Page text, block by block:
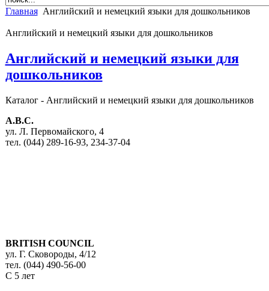
Главная Английский и немецкий языки для дошкольников
Английский и немецкий языки для дошкольников
Английский и немецкий языки для
дошкольников
Каталог - Английский и немецкий языки для дошкольников
A.B.C.
ул. Л. Первомайского, 4
тел. (044) 289-16-93, 234-37-04
BRITISH COUNCIL
ул. Г. Сковороды, 4/12
тел. (044) 490-56-00
С 5 лет